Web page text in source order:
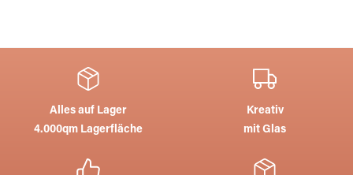
Alles auf Lager
4.000qm Lagerfläche
Kreativ
mit Glas